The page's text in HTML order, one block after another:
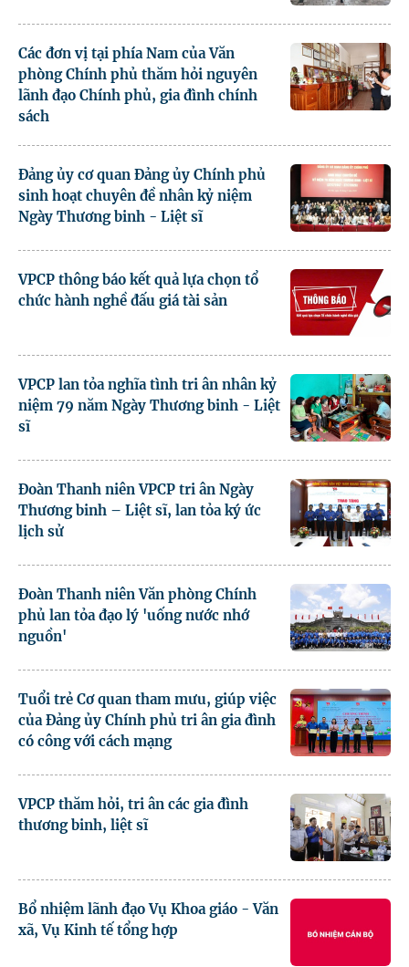
Các đơn vị tại phía Nam của Văn
phòng Chính phủ thăm hỏi nguyên
lãnh đạo Chính phủ, gia đình chính
sách
Đảng ủy cơ quan Đảng ủy Chính phủ
sinh hoạt chuyên đề nhân kỷ niệm
Ngày Thương binh - Liệt sĩ
VPCP thông báo kết quả lựa chọn tổ
chức hành nghề đấu giá tài sản
VPCP lan tỏa nghĩa tình tri ân nhân kỷ
niệm 79 năm Ngày Thương binh - Liệt
sĩ
Đoàn Thanh niên VPCP tri ân Ngày
Thương binh – Liệt sĩ, lan tỏa ký ức
lịch sử
Đoàn Thanh niên Văn phòng Chính
phủ lan tỏa đạo lý 'uống nước nhớ
nguồn'
Tuổi trẻ Cơ quan tham mưu, giúp việc
của Đảng ủy Chính phủ tri ân gia đình
có công với cách mạng
VPCP thăm hỏi, tri ân các gia đình
thương binh, liệt sĩ
Bổ nhiệm lãnh đạo Vụ Khoa giáo - Văn
xã, Vụ Kinh tế tổng hợp